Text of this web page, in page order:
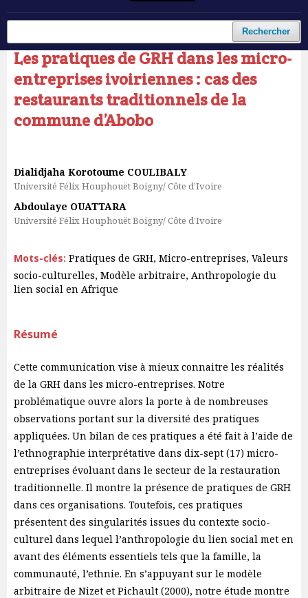
Rechercher
Vol. 6 No 7 (2025): Revue Française d'Economie et de Gestion
Articles
Les pratiques de GRH dans les micro-
entreprises ivoiriennes : cas des
restaurants traditionnels de la
commune d’Abobo
Dialidjaha Korotoume COULIBALY
Université Félix Houphouët Boigny/ Côte d’Ivoire
Abdoulaye OUATTARA
Université Félix Houphouët Boigny/ Côte d’Ivoire
Mots-clés: Pratiques de GRH, Micro-entreprises, Valeurs
socio-culturelles, Modèle arbitraire, Anthropologie du
lien social en Afrique
Résumé
Cette communication vise à mieux connaitre les réalités
de la GRH dans les micro-entreprises. Notre
problématique ouvre alors la porte à de nombreuses
observations portant sur la diversité des pratiques
appliquées. Un bilan de ces pratiques a été fait à l’aide de
l’ethnographie interprétative dans dix-sept (17) micro-
entreprises évoluant dans le secteur de la restauration
traditionnelle. Il montre la présence de pratiques de GRH
dans ces organisations. Toutefois, ces pratiques
présentent des singularités issues du contexte socio-
culturel dans lequel l’anthropologie du lien social met en
avant des éléments essentiels tels que la famille, la
communauté, l’ethnie. En s’appuyant sur le modèle
arbitraire de Nizet et Pichault (2000), notre étude montre